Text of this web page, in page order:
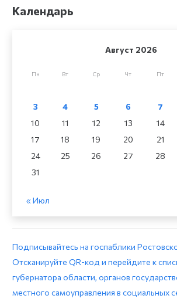
Календарь
Август 2026
Пн Вт Ср Чт Пт
3
4 5 6 7
10
11 12 13 14
17
18 19 20 21
24
25 26 27 28
31
« Июл
Подписывайтесь на госпаблики
Отсканируйте QR-код и перейдите к
губернатора области, органов
местного самоуправления в социальных